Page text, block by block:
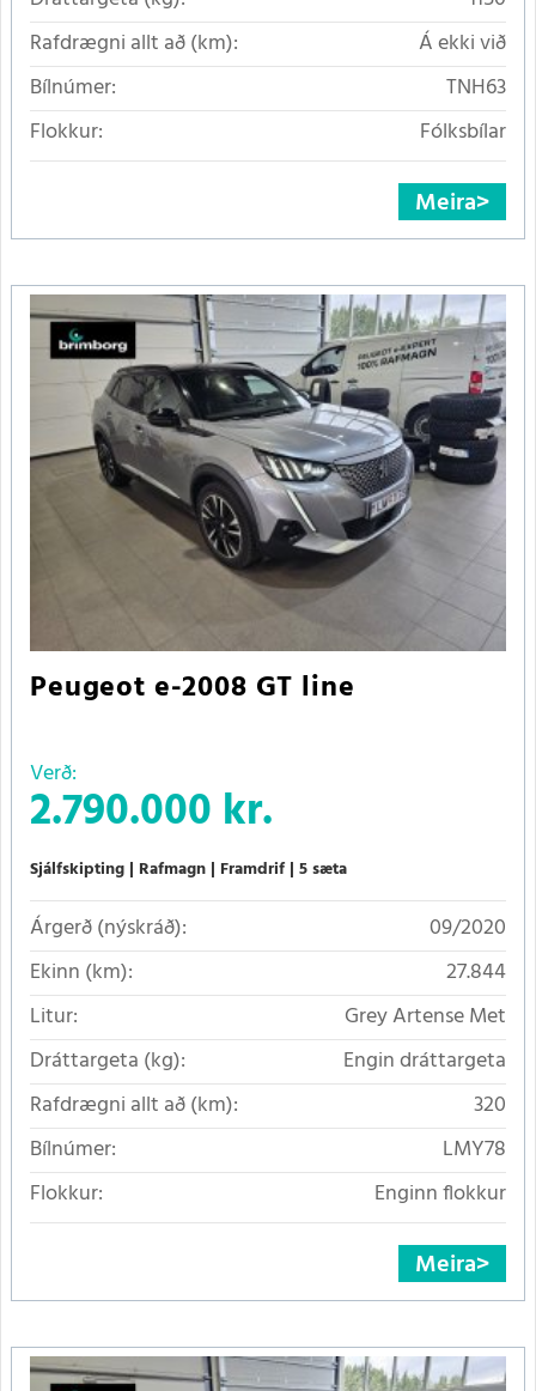
Rafdrægni allt að (km):
Á ekki við
Bílnúmer:
TNH63
Flokkur:
Fólksbílar
Meira
Peugeot e-2008 GT line
Verð:
2.790.000 kr.
Sjálfskipting Rafmagn Framdrif 5 sæta
Árgerð (nýskráð):
09/2020
Ekinn (km):
27.844
Litur:
Grey Artense Met
Dráttargeta (kg):
Engin dráttargeta
Rafdrægni allt að (km):
320
Bílnúmer:
LMY78
Flokkur:
Enginn flokkur
Meira